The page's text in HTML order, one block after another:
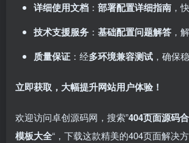
详细使用文档 ： 部署配置详细指南 ，
技术支援服务 ： 基础配置问题解答 ，
质量保证 ：经多环境兼容测试 ，确保
立即获取，大幅提升网站用户体验！
欢迎访问卓创源码网，搜索”404页面源码
模板大全“，下载这款精美的404页面解决